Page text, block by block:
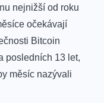
nejnižší od roku
očekávají
Bitcoin
posledních 13 let,
měsíc nazývali